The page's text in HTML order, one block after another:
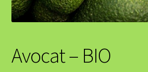
Avocat – BIO